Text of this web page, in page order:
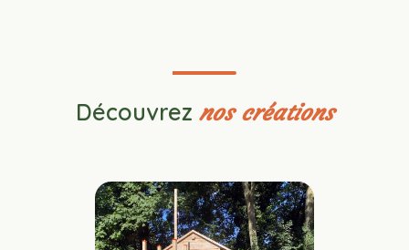
Découvrez nos créations